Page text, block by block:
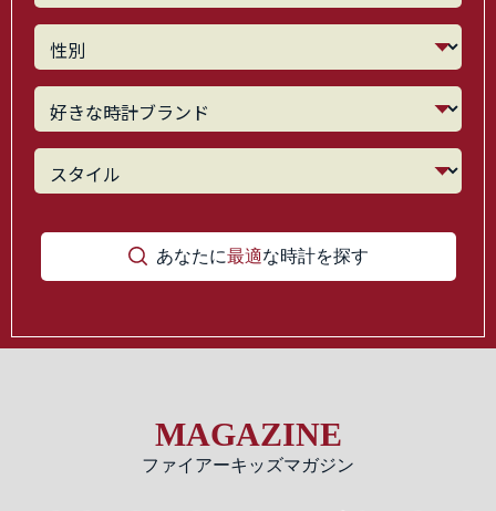
あなたに最適な時計を探す
MAGAZINE
ファイアーキッズマガジン